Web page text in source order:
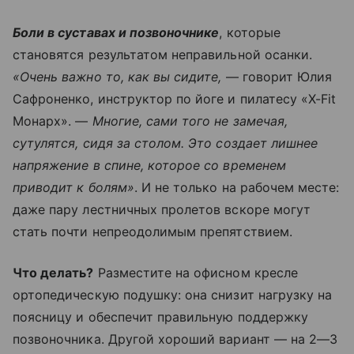
Боли в суставах и позвоночнике, которые
становятся результатом неправильной осанки.
«Очень важно то, как вы сидите, — говорит Юлия
Сафроненко, инструктор по йоге и пилатесу «X-Fit
Монарх». — Многие, сами того не замечая,
сутулятся, сидя за столом. Это создает лишнее
напряжение в спине, которое со временем
приводит к болям». И не только на рабочем месте:
даже пару лестничных пролетов вскоре могут
стать почти непреодолимым препятствием.
Что делать? Разместите на офисном кресле
ортопедическую подушку: она снизит нагрузку на
поясницу и обеспечит правильную поддержку
позвоночника. Другой хороший вариант — на 2—3